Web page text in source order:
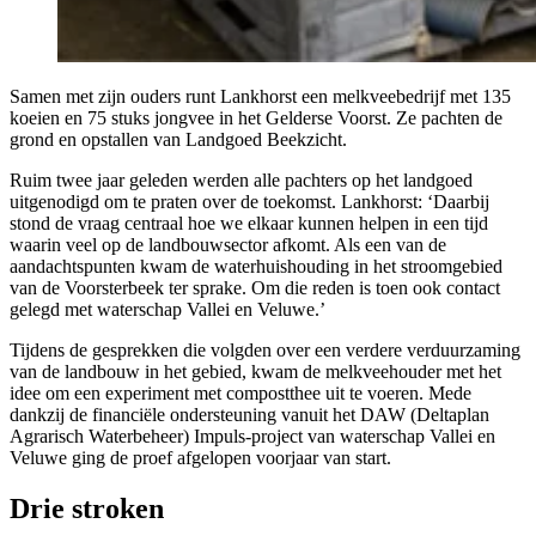
Samen met zijn ouders runt Lankhorst een melkveebedrijf met 135
koeien en 75 stuks jongvee in het Gelderse Voorst. Ze pachten de
grond en opstallen van Landgoed Beekzicht.
Ruim twee jaar geleden werden alle pachters op het landgoed
uitgenodigd om te praten over de toekomst. Lankhorst: ‘Daarbij
stond de vraag centraal hoe we elkaar kunnen helpen in een tijd
waarin veel op de landbouwsector afkomt. Als een van de
aandachtspunten kwam de waterhuishouding in het stroomgebied
van de Voorsterbeek ter sprake. Om die reden is toen ook contact
gelegd met waterschap Vallei en Veluwe.’
Tijdens de gesprekken die volgden over een verdere verduurzaming
van de landbouw in het gebied, kwam de melkveehouder met het
idee om een experiment met compostthee uit te voeren. Mede
dankzij de financiële ondersteuning vanuit het DAW (Deltaplan
Agrarisch Waterbeheer) Impuls-project van waterschap Vallei en
Veluwe ging de proef afgelopen voorjaar van start.
Drie stroken